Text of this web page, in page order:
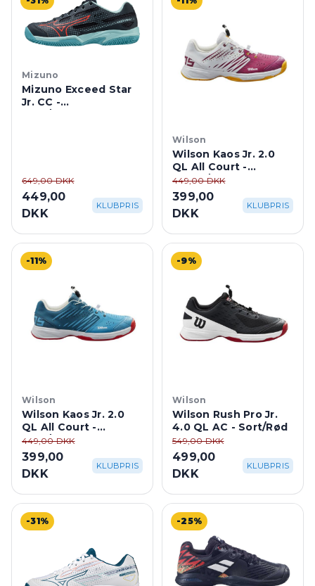
Mizuno
Mizuno Exceed Star
Jr. CC -
649,00 DKK
449,00
DKK
KLUBPRIS
Wilson
Wilson Kaos Jr. 2.0
QL All Court -
White/Pink
449,00 DKK
399,00
DKK
KLUBPRIS
-11%
Wilson
Wilson Kaos Jr. 2.0
QL All Court -
Blue/Coral
449,00 DKK
399,00
DKK
KLUBPRIS
-9%
Wilson
Wilson Rush Pro Jr.
4.0 QL AC - Sort/Rød
549,00 DKK
499,00
DKK
KLUBPRIS
-31% -25%